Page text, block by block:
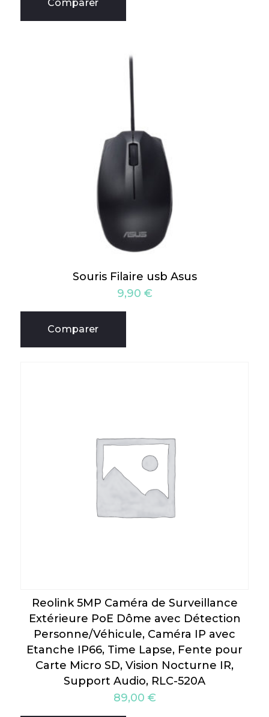
Comparer
Souris Filaire usb Asus
9,90 €
Comparer
Reolink 5MP Caméra de Surveillance
Extérieure PoE Dôme avec Détection
Personne/Véhicule, Caméra IP avec
Etanche IP66, Time Lapse, Fente pour
Carte Micro SD, Vision Nocturne IR,
Support Audio, RLC-520A
89,00 €